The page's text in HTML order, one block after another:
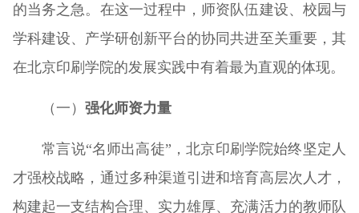
的当务之急。在这一过程中，师资队伍建设、校园与
学科建设、产学研创新平台的协同共进至关重要，其
在北京印刷学院的发展实践中有着最为直观的体现。
（一） 强化师资力量
常言说“名师出高徒”，北京印刷学院始终坚定人
才强校战略，通过多种渠道引进和培育高层次人才，
构建起一支结构合理、实力雄厚、充满活力的教师队